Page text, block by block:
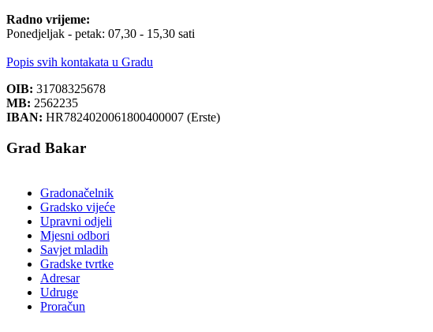
Radno vrijeme:
Ponedjeljak - petak: 07,30 - 15,30 sati
Popis svih kontakata u Gradu
OIB: 31708325678
MB: 2562235
IBAN: HR7824020061800400007 (Erste)
Grad Bakar
Gradonačelnik
Gradsko vijeće
Upravni odjeli
Mjesni odbori
Savjet mladih
Gradske tvrtke
Adresar
Udruge
Proračun